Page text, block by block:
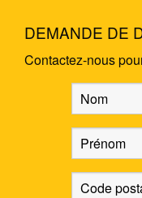
DEMANDE DE
Contactez-nous